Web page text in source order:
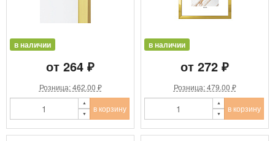
в наличии
от 264 ₽
Розница: 462.00 ₽
в корзину
в наличии
от 272 ₽
Розница: 479.00 ₽
в корзину